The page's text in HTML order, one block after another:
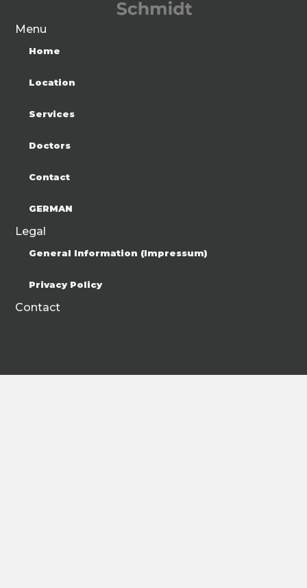
Menu
Home
Location
Services
Doctors
Contact
GERMAN
Legal
General Information (Impressum)
Privacy Policy
Contact